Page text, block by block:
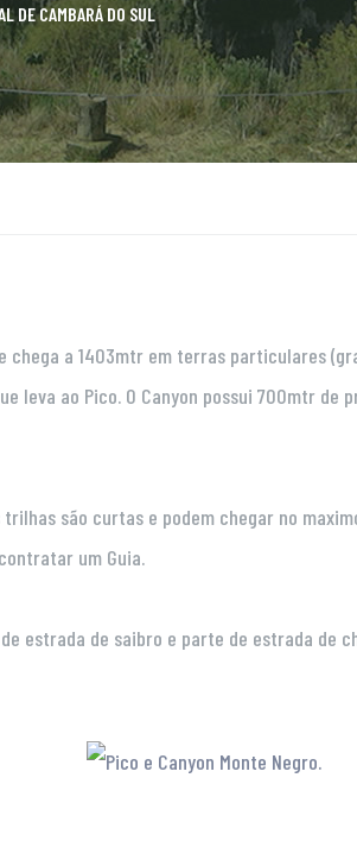
DE CAMBARÁ DO SUL
chega a 1403mtr em terras particulares
leva ao Pico. O Canyon possui 700mtr de
são curtas e podem chegar no
um Guia.
de estrada de saibro e parte de estrada de